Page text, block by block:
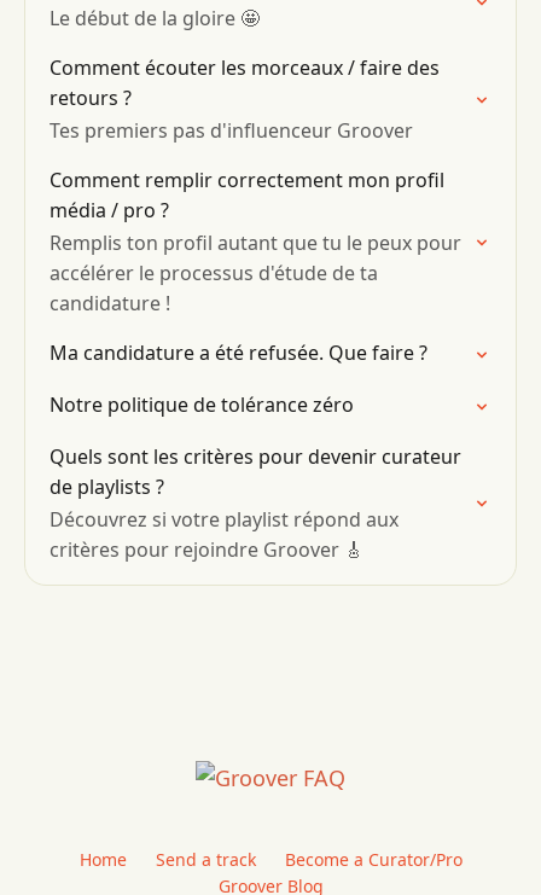
Le début de la gloire 🤩
Comment écouter les morceaux / faire des
retours ?
Tes premiers pas d'influenceur Groover
Comment remplir correctement mon profil
média / pro ?
Remplis ton profil autant que tu le peux pour
accélérer le processus d'étude de ta
candidature !
Ma candidature a été refusée. Que faire ?
Notre politique de tolérance zéro
Quels sont les critères pour devenir curateur
de playlists ?
Découvrez si votre playlist répond aux
critères pour rejoindre Groover 🎸
Home Send a track
Become a Curator/Pro
Groover Blog